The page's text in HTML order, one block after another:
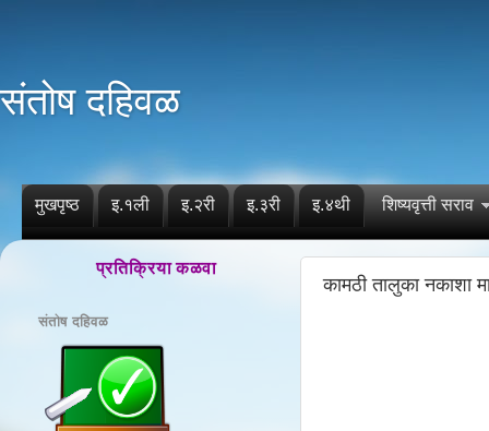
संतोष दहिवळ
मुखपृष्ठ इ.१ली इ.२री इ.३री इ.४थी शिष्यवृत्ती सराव
कामठी तालुका नकाशा
प्रतिक्रिया कळवा
संतोष दहिवळ